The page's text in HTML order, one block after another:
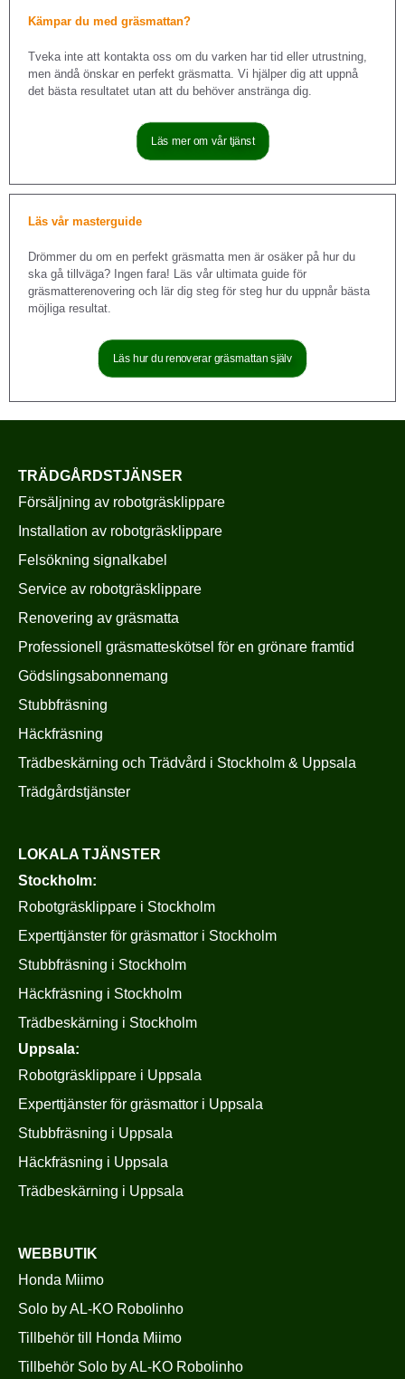
Kämpar du med gräsmattan?
Tveka inte att kontakta oss om du varken har tid eller utrustning,
men ändå önskar en perfekt gräsmatta. Vi hjälper dig att uppnå
det bästa resultatet utan att du behöver anstränga dig.
Läs mer om vår tjänst
Läs vår masterguide
Drömmer du om en perfekt gräsmatta men är osäker på hur du
ska gå tillväga? Ingen fara! Läs vår ultimata guide för
gräsmatterenovering och lär dig steg för steg hur du uppnår bästa
möjliga resultat.
Läs hur du renoverar gräsmattan själv
TRÄDGÅRDSTJÄNSER
Försäljning av robotgräsklippare
Installation av robotgräsklippare
Felsökning signalkabel
Service av robotgräsklippare
Renovering av gräsmatta
Professionell gräsmatteskötsel för en grönare framtid
Gödslingsabonnemang
Stubbfräsning
Häckfräsning
Trädbeskärning och Trädvård i Stockholm & Uppsala
Trädgårdstjänster
LOKALA TJÄNSTER
Stockholm:
Robotgräsklippare i Stockholm
Experttjänster för gräsmattor i Stockholm
Stubbfräsning i Stockholm
Häckfräsning i Stockholm
Trädbeskärning i Stockholm
Uppsala:
Robotgräsklippare i Uppsala
Experttjänster för gräsmattor i Uppsala
Stubbfräsning i Uppsala
Häckfräsning i Uppsala
Trädbeskärning i Uppsala
WEBBUTIK
Honda Miimo
Solo by AL-KO Robolinho
Tillbehör till Honda Miimo
Tillbehör Solo by AL-KO Robolinho